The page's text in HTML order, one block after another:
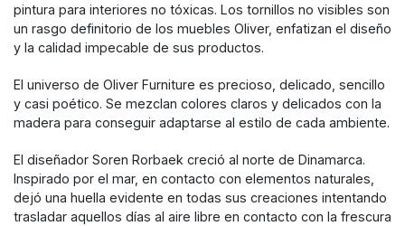
pintura para interiores no tóxicas. Los tornillos no visibles son
un rasgo definitorio de los muebles Oliver, enfatizan el diseño
y la calidad impecable de sus productos.
El universo de Oliver Furniture es precioso, delicado, sencillo
y casi poético. Se mezclan colores claros y delicados con la
madera para conseguir adaptarse al estilo de cada ambiente.
El diseñador Soren Rorbaek creció al norte de Dinamarca.
Inspirado por el mar, en contacto con elementos naturales,
dejó una huella evidente en todas sus creaciones intentando
trasladar aquellos días al aire libre en contacto con la frescura